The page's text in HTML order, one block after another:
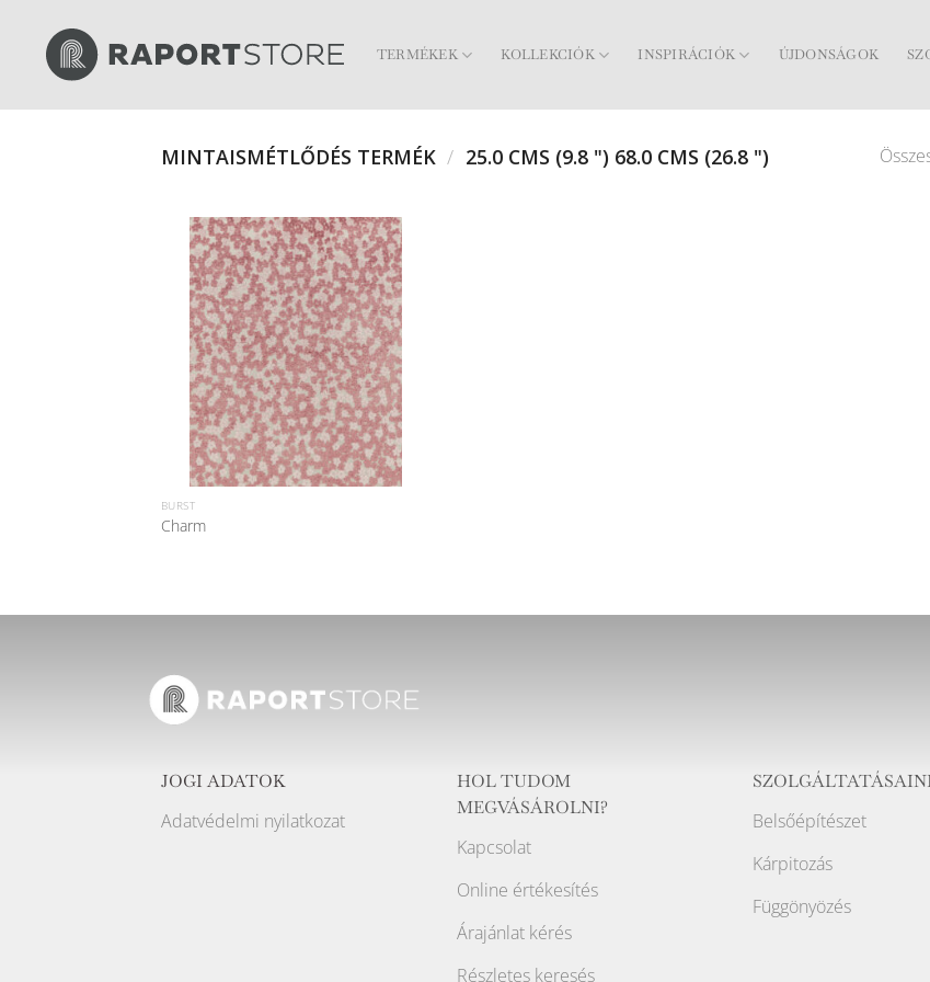
content
TERMÉKEK KOLLEKCIÓK INSPIRÁCIÓK ÚJDONSÁGOK
MINTAISMÉTLŐDÉS TERMÉK / 25.0 CMS (9.8 ") 68.0 CMS (26.8 ")
BURST
Charm
JOGI ADATOK
Adatvédelmi nyilatkozat
HOL TUDOM
MEGVÁSÁROLNI?
Kapcsolat
Online értékesítés
Árajánlat kérés
Részletes keresés
Belsőépítészet
Kárpitozás
Függönyözés